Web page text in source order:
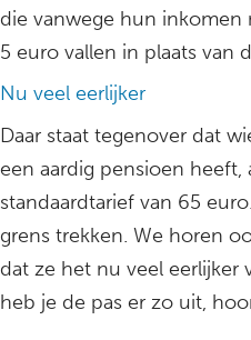
die vanwege hun inkomen
5 euro vallen in plaats van
Nu veel eerlijker
Daar staat tegenover dat
een aardig pensioen
standaardtarief van 65
grens trekken. We horen
dat ze het nu veel
heb je de pas er zo uit,